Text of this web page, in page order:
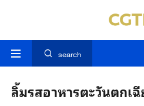
search
ลิ้มรสอาหารตะวันตกเ